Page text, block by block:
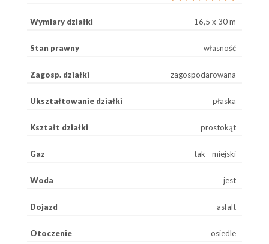
Wymiary działki 16,5 x 30 m
Stan prawny własność
Zagosp. działki zagospodarowana
Ukształtowanie działki płaska
Kształt działki prostokąt
Gaz tak - miejski
Woda jest
Dojazd asfalt
Otoczenie osiedle